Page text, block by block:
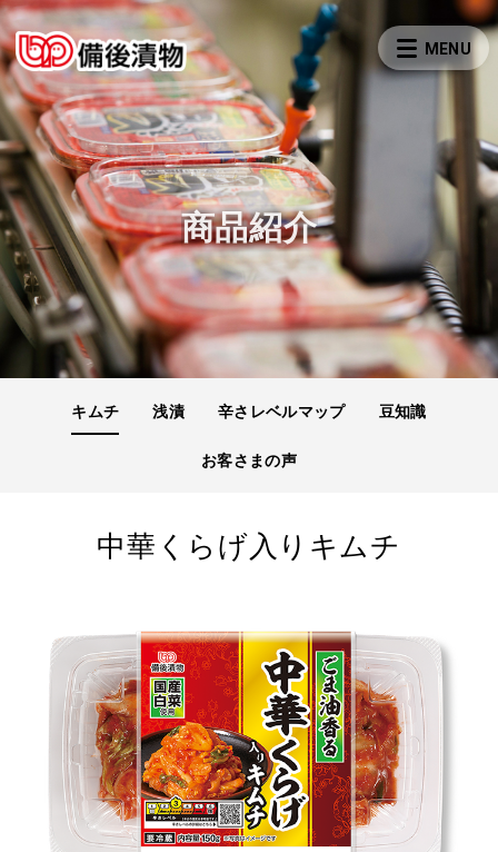
商品紹介
キムチ 浅漬 辛さレベルマップ 豆知識
お客さまの声
中華くらげ入りキムチ